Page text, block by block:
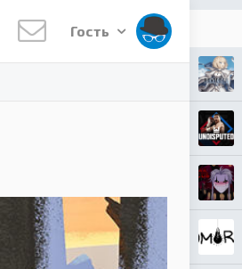
Гость